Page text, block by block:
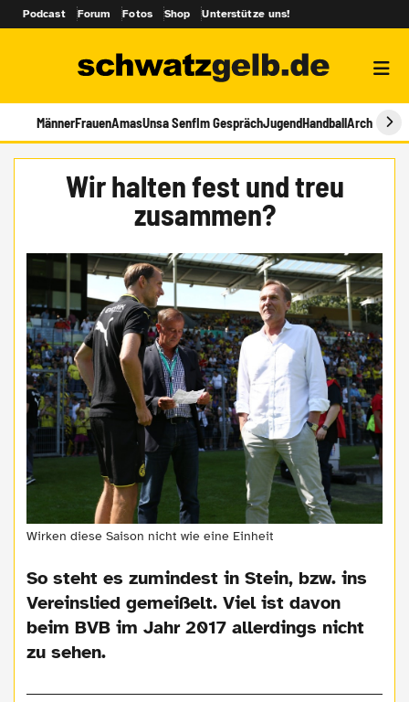
Podcast Forum Fotos Shop Unterstütze uns!
MännerFrauenAmasUnsa SenfIm GesprächJugendHandballArchiv
Wir halten fest und treu
zusammen?
Wirken diese Saison nicht wie eine Einheit
So steht es zumindest in Stein, bzw. ins
Vereinslied gemeißelt. Viel ist davon
beim BVB im Jahr 2017 allerdings nicht
zu sehen.